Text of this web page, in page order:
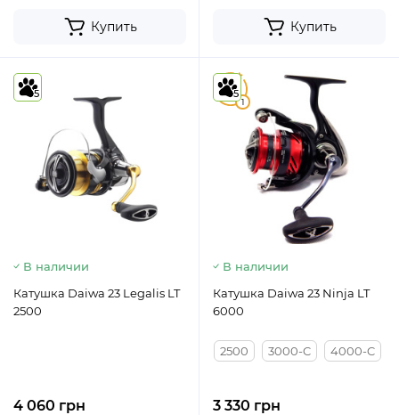
Купить Купить
5
В наличии
Катушка Daiwa 23 Legalis LT
2500
4 060 грн
5
1
5
В наличии
Катушка Daiwa 23 Ninja LT
6000
2500 3000-C 4000-C
3 330 грн